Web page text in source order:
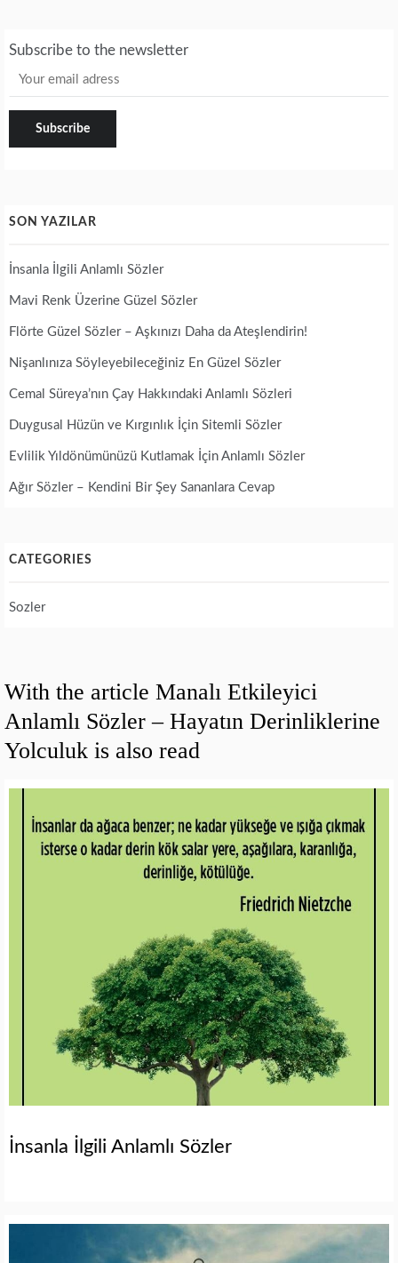
Subscribe to the newsletter
SON YAZILAR
İnsanla İlgili Anlamlı Sözler
Mavi Renk Üzerine Güzel Sözler
Flörte Güzel Sözler – Aşkınızı Daha da Ateşlendirin!
Nişanlınıza Söyleyebileceğiniz En Güzel Sözler
Cemal Süreya’nın Çay Hakkındaki Anlamlı Sözleri
Duygusal Hüzün ve Kırgınlık İçin Sitemli Sözler
Evlilik Yıldönümünüzü Kutlamak İçin Anlamlı Sözler
Ağır Sözler – Kendini Bir Şey Sananlara Cevap
CATEGORIES
Sozler
With the article Manalı Etkileyici
Anlamlı Sözler – Hayatın Derinliklerine
Yolculuk is also read
İnsanla İlgili Anlamlı Sözler